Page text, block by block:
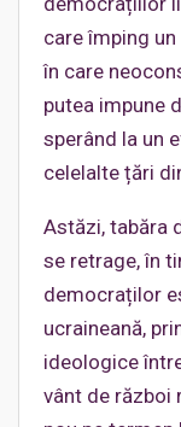
care împing
în care
putea impune
sperând la un
celelalte țări
Astăzi, tabăra
se retrage, în
democraților
ucraineană,
ideologice
vânt de război